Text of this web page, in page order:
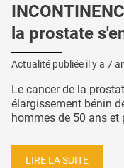
la prostate
Actualité publiée il y a 7
Le cancer de la
élargissement bénin
hommes de 50 ans et
LIRE LA SUITE